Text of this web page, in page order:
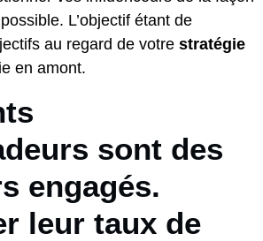
L’objectif étant de
au regard de votre stratégie
en amont.
sont des
engagés.
leur taux de